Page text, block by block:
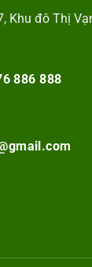
Khu đô Thị
886 888